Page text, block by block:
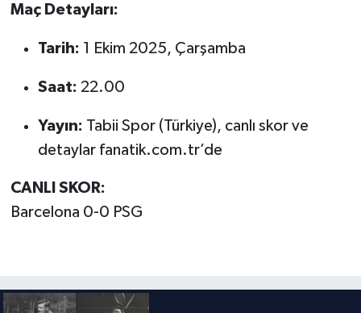
Maç Detayları:
Tarih: 1 Ekim 2025, Çarşamba
Saat: 22.00
Yayın: Tabii Spor (Türkiye), canlı skor ve
detaylar fanatik.com.tr’de
CANLI SKOR:
Barcelona 0-0 PSG
Güreş
Halter
Motor Sporları
Su Sporları
Diğer Spor Dalları